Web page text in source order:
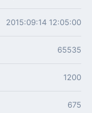
2015:09:14 12:05:00
65535
1200
675